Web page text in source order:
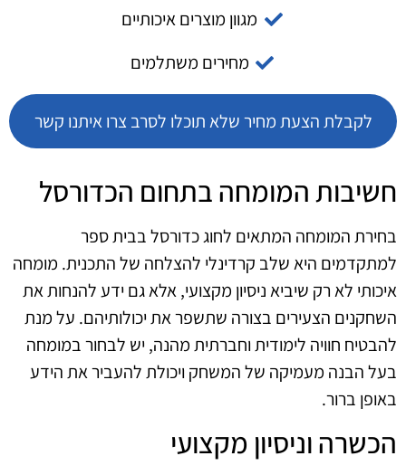
מגוון מוצרים איכותיים
מחירים משתלמים
לקבלת הצעת מחיר שלא תוכלו לסרב צרו איתנו קשר
חשיבות המומחה בתחום הכדורסל
בחירת המומחה המתאים לחוג כדורסל בבית ספר
למתקדמים היא שלב קרדינלי להצלחה של התכנית. מומחה
איכותי לא רק שיביא ניסיון מקצועי, אלא גם ידע להנחות את
השחקנים הצעירים בצורה שתשפר את יכולותיהם. על מנת
להבטיח חוויה לימודית וחברתית מהנה, יש לבחור במומחה
בעל הבנה מעמיקה של המשחק ויכולת להעביר את הידע
באופן ברור.
הכשרה וניסיון מקצועי